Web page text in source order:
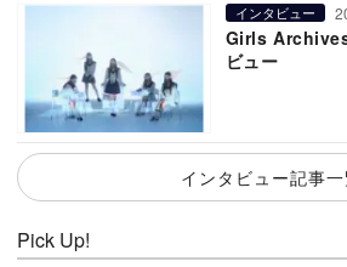
インタビュー
Girls
ビュー
インタビュー記事
Pick Up!